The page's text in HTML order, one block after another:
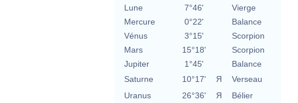
Lune
7°46'
Vierge
Mercure
0°22'
Balance
Vénus
3°15'
Scorpion
Mars
15°18'
Scorpion
Jupiter
1°45'
Balance
Saturne
10°17' Я
Verseau
Uranus
26°36' Я Bélier